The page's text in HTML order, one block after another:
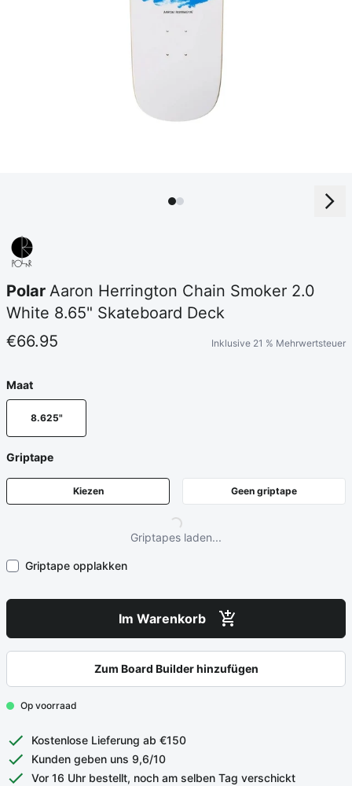
Polar Aaron Herrington Chain Smoker 2.0
White 8.65" Skateboard Deck
€66.95
Inklusive 21 % Mehrwertsteuer
Maat
8.625"
Griptape
Kiezen Geen griptape
Griptapes laden...
Griptape opplakken
Im Warenkorb
Zum Board Builder hinzufügen
Op voorraad
Kostenlose Lieferung ab €150
Kunden geben uns 9,6/10
Vor 16 Uhr bestellt, noch am selben Tag verschickt